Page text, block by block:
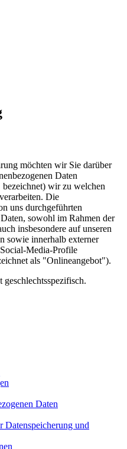
möchten wir Sie darüber
Daten
wir zu welchen
Die
uns durchgeführten
sowohl im Rahmen der
insbesondere auf unseren
sowie innerhalb externer
Media-Profile
als "Onlineangebot").
Daten
Datenspeicherung und